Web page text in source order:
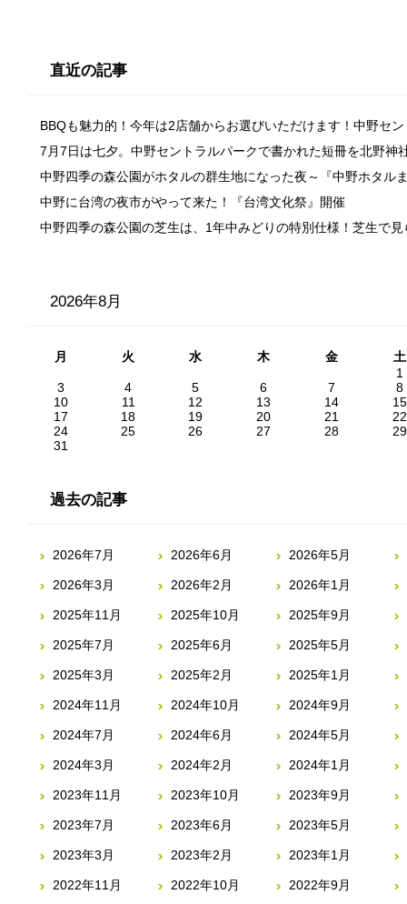
直近の記事
BBQも魅力的！今年は2店舗からお選びいただけます！中野セ
7月7日は七夕。中野セントラルパークで書かれた短冊を北野神
中野四季の森公園がホタルの群生地になった夜～『中野ホタル
中野に台湾の夜市がやって来た！『台湾文化祭』開催
中野四季の森公園の芝生は、1年中みどりの特別仕様！芝生で
2026年8月
月 火 水 木 金
土
1
3
4 5 6 7
8
10
11 12 13 14
15
17
18 19 20 21
22
24
25 26 27 28
29
31
過去の記事
2026年7月 2026年6月 2026年5月
2026年3月 2026年2月 2026年1月
2025年11月 2025年10月 2025年9月
2025年7月 2025年6月 2025年5月
2025年3月 2025年2月 2025年1月
2024年11月 2024年10月 2024年9月
2024年7月 2024年6月 2024年5月
2024年3月 2024年2月 2024年1月
2023年11月 2023年10月 2023年9月
2023年7月 2023年6月 2023年5月
2023年3月 2023年2月 2023年1月
2022年11月 2022年10月 2022年9月